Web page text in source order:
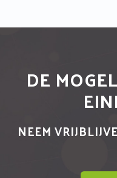
DE
NEEM